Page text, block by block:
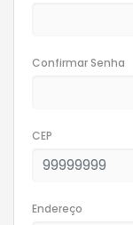
Confirmar Senha
CEP
Endereço